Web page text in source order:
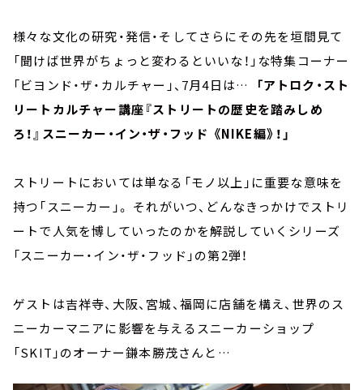
様々な文化の研究・発信・そしてさらにその先を垣間見て
「聞けば世界がちょっと変わるといいな！」な特集コーナー
「ビヨンド・ザ・カルチャー」、7月4日は…
「アトロク・スト
リートカルチャー講座『ストリートの歴史を踏みしめ
ろ！』スニーカー・イン・ザ・フッド 《NIKE編》！」
ストリートにおいては単なる「モノ以上」に重要な意味を
持つ「スニーカー」。 それがいつ、どんなきっかけでストリ
ートで人気を博していったのかを解説していくシリーズ
「スニーカー・イン・ザ・フッド」の第2弾！
ゲストは吉祥寺、大阪、宮城、福岡に店舗を構え、世界のス
ニーカーマニアに影響を与えるスニーカーショップ
「SKIT」のオーナー鎌本勝茂さんと…